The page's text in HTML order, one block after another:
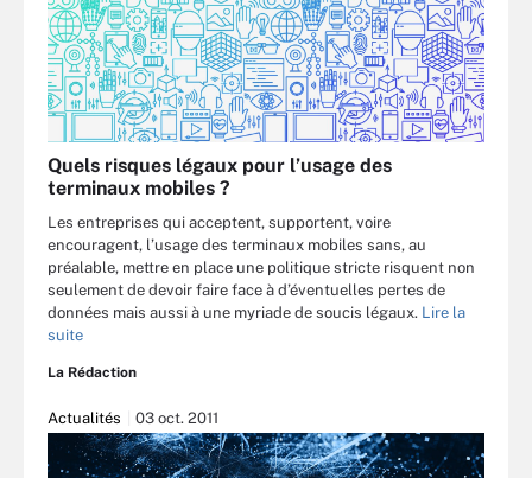
Quels risques légaux pour l’usage des
terminaux mobiles ?
Les entreprises qui acceptent, supportent, voire
encouragent, l’usage des terminaux mobiles sans, au
préalable, mettre en place une politique stricte risquent non
seulement de devoir faire face à d’éventuelles pertes de
données mais aussi à une myriade de soucis légaux. Lire la
suite
La Rédaction
Actualités 03 oct. 2011